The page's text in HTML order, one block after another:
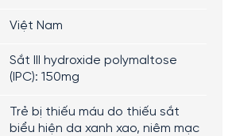
Việt Nam
Sắt III hydroxide polymaltose
(IPC): 150mg
Trẻ bị thiếu máu do thiếu sắt
biểu hiện da xanh xao, niêm mạc